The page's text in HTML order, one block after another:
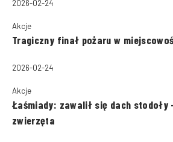
2026-02-24
Akcje
Tragiczny finał pożaru w
2026-02-24
Akcje
Łaśmiady: zawalił się dach stodoły
zwierzęta